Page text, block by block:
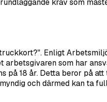
Enligt
arbetsgivaren som har
på 18 år. Detta beror på
och därmed kan ta